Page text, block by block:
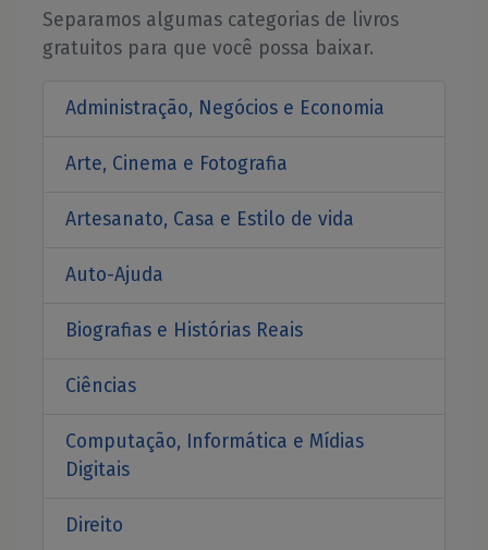
Separamos algumas categorias de livros
gratuitos para que você possa baixar.
Administração, Negócios e Economia
Arte, Cinema e Fotografia
Artesanato, Casa e Estilo de vida
Auto-Ajuda
Biografias e Histórias Reais
Ciências
Computação, Informática e Mídias
Digitais
Direito